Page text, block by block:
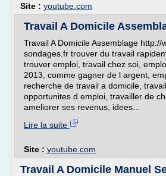
Site : youtube.com
Travail A Domicile
Travail A Domicile Assemblage http://
sondages.fr trouver du travail
trouver emploi, travail chez soi,
2013, comme gagner de l argent,
recherche de travail a domicile,
opportunites d emploi, travailler de
ameliorer ses revenus, idees...
Lire la suite
Site : youtube.com
Travail A Domicile Manuel